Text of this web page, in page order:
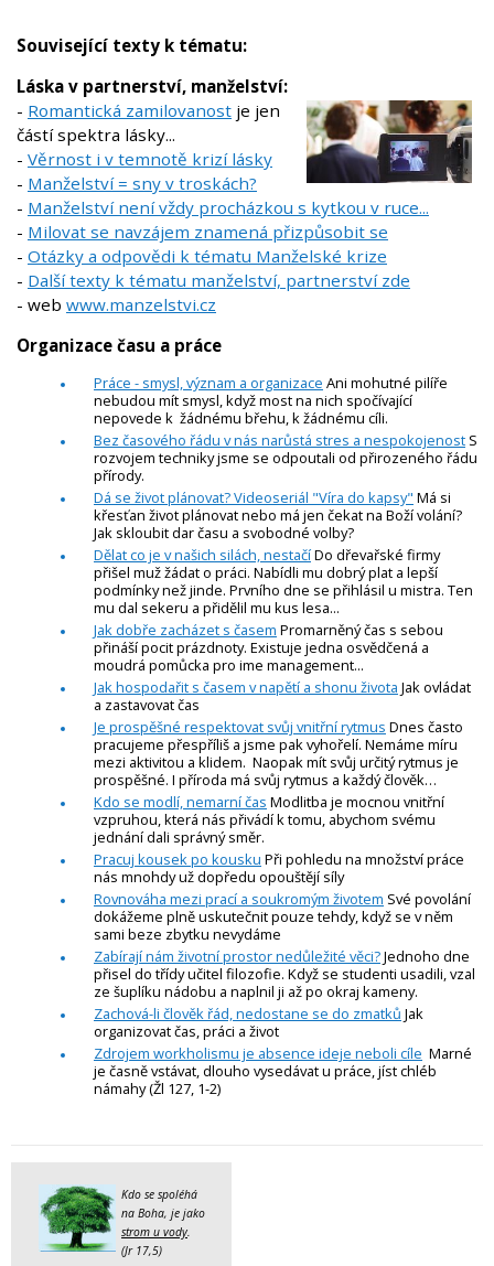
Související texty k tématu:
Láska v partnerství, manželství:
- Romantická zamilovanost je jen
částí spektra lásky...
- Věrnost i v temnotě krizí lásky
- Manželství = sny v troskách?
- Manželství není vždy procházkou s kytkou v ruce...
- Milovat se navzájem znamená přizpůsobit se
- Otázky a odpovědi k tématu Manželské krize
- Další texty k tématu manželství, partnerství zde
- web www.manzelstvi.cz
Organizace času a práce
Práce - smysl, význam a organizace Ani mohutné pilíře
nebudou mít smysl, když most na nich spočívající
nepovede k žádnému břehu, k žádnému cíli.
Bez časového řádu v nás narůstá stres a nespokojenost S
rozvojem techniky jsme se odpoutali od přirozeného řádu
přírody.
Dá se život plánovat? Videoseriál "Víra do kapsy" Má si
křesťan život plánovat nebo má jen čekat na Boží volání?
Jak skloubit dar času a svobodné volby?
Dělat co je v našich silách, nestačíDo dřevařské firmy
přišel muž žádat o práci. Nabídli mu dobrý plat a lepší
podmínky než jinde. Prvního dne se přihlásil u mistra. Ten
mu dal sekeru a přidělil mu kus lesa...
Jak dobře zacházet s časem Promarněný čas s sebou
přináší pocit prázdnoty. Existuje jedna osvědčená a
moudrá pomůcka pro ime management...
Jak hospodařit s časem v napětí a shonu života Jak ovládat
a zastavovat čas
Je prospěšné respektovat svůj vnitřní rytmus Dnes často
pracujeme přespříliš a jsme pak vyhořelí. Nemáme míru
mezi aktivitou a klidem. Naopak mít svůj určitý rytmus je
prospěšné. I příroda má svůj rytmus a každý člověk…
Kdo se modlí, nemarní čas Modlitba je mocnou vnitřní
vzpruhou, která nás přivádí k tomu, abychom svému
jednání dali správný směr.
Pracuj kousek po kousku Při pohledu na množství práce
nás mnohdy už dopředu opouštějí síly
Rovnováha mezi prací a soukromým životem Své povolání
dokážeme plně uskutečnit pouze tehdy, když se v něm
sami beze zbytku nevydáme
Zabírají nám životní prostor nedůležité věci?Jednoho dne
přisel do třídy učitel filozofie. Když se studenti usadili, vzal
ze šuplíku nádobu a naplnil ji až po okraj kameny.
Zachová-li člověk řád, nedostane se do zmatků Jak
organizovat čas, práci a život
Zdrojem workholismu je absence ideje neboli cíle Marné
je časně vstávat, dlouho vysedávat u práce, jíst chléb
námahy (Žl 127, 1-2)
Kdo se spoléhá
na Boha, je jako
strom u vody.
(Jr 17,5)